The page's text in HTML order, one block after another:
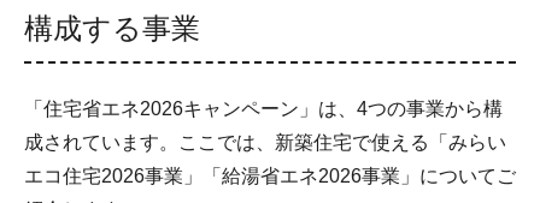
構成する事業
「住宅省エネ2026キャンペーン」は、4つの事業から構
成されています。ここでは、新築住宅で使える「みらい
エコ住宅2026事業」「給湯省エネ2026事業」についてご